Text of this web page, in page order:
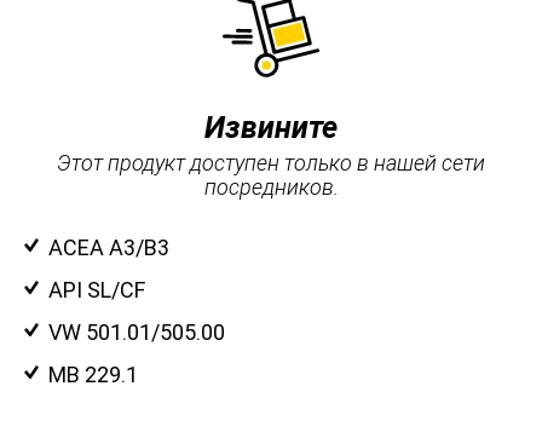
Извините
Этот продукт доступен только в нашей сети
посредников.
ACEA A3/B3
API SL/CF
VW 501.01/505.00
MB 229.1